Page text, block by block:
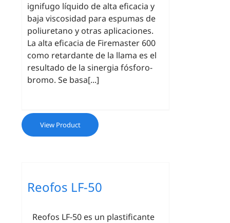
ignifugo líquido de alta eficacia y
baja viscosidad para espumas de
poliuretano y otras aplicaciones.
La alta eficacia de Firemaster 600
como retardante de la llama es el
resultado de la sinergia fósforo-
bromo. Se basa[...]
View Product
Reofos LF-50
Reofos LF-50 es un plastificante